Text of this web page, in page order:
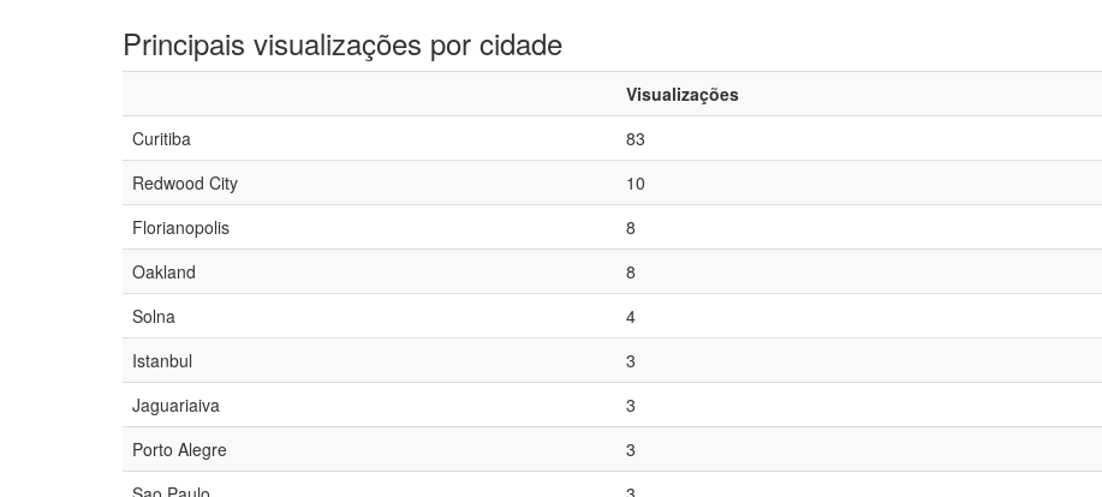
Principais visualizações por cidade
Visualizações
Curitiba
83
Redwood City
10
Florianopolis
8
Oakland
8
Solna
4
Istanbul
3
Jaguariaiva
3
Porto Alegre
3